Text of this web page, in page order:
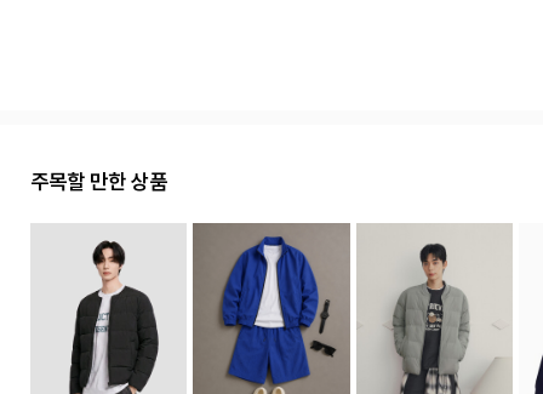
주목할 만한 상품